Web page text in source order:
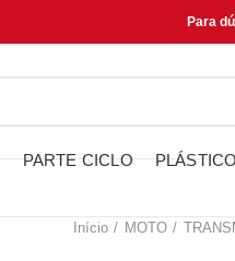
Para
PARTE CICLO
Início MOTO